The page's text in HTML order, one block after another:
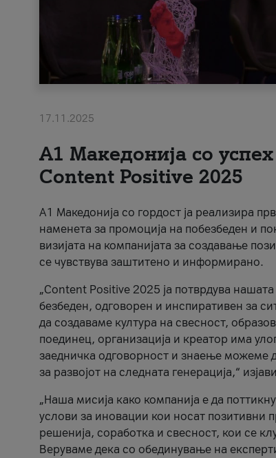
17.11.2025
А1 Македонија со
Content Positive 2025
А1 Македонија со гордост ја реализира
наменета за промоција на побезбеден и
визијата на компанијата за создавање
се чувствува заштитено и информирано.
„Content Positive 2025 ја потврдува
безбеден, одговорен и инспиративен за
да создаваме култура на свесност,
поединец, организација и креатор има
заедничка одговорност и знаење можеме
за развојот на следната генерација,“
„Наша мисија како компанија е да
услови за иновации кои носат позитивни
решенија, соработка и свесност, кои се
Веруваме дека со обединување на